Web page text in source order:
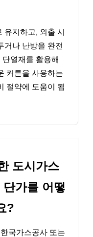
유지하고, 외출 시
거나 난방을 완전
열재를 활용해
커튼을 사용하는
절약에 도움이 됩
도시가스
가를 어떻
?
국가스공사 또는